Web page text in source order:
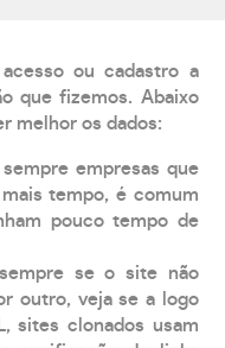
ou cadastro a
que fizemos. Abaixo
melhor os dados:
empresas que
tempo, é comum
pouco tempo de
se o site não
outro, veja se a logo
sites clonados usam